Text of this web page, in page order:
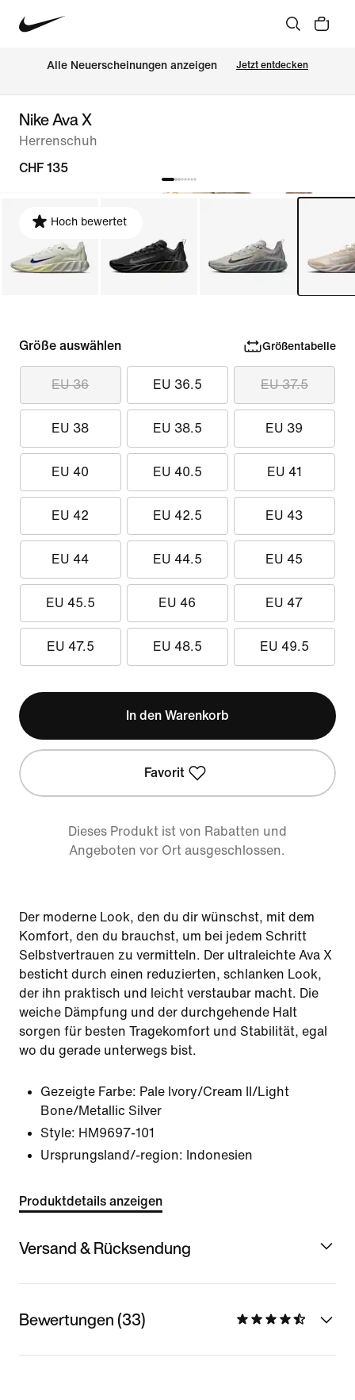
Alle Neuerscheinungen anzeigen Jetzt entdecken
Nike Ava X
Herrenschuh
CHF 135
Hoch bewertet
Größe auswählen Größentabelle
EU 36 EU 36.5 EU 37.5
EU 38 EU 38.5 EU 39
EU 40 EU 40.5 EU 41
EU 42 EU 42.5 EU 43
EU 44 EU 44.5 EU 45
EU 45.5 EU 46 EU 47
EU 47.5 EU 48.5 EU 49.5
In den Warenkorb
Favorit
Dieses Produkt ist von Rabatten und
Angeboten vor Ort ausgeschlossen.
Der moderne Look, den du dir wünschst, mit dem
Komfort, den du brauchst, um bei jedem Schritt
Selbstvertrauen zu vermitteln. Der ultraleichte Ava X
besticht durch einen reduzierten, schlanken Look,
der ihn praktisch und leicht verstaubar macht. Die
weiche Dämpfung und der durchgehende Halt
sorgen für besten Tragekomfort und Stabilität, egal
wo du gerade unterwegs bist.
Gezeigte Farbe: Pale Ivory/Cream II/Light
Bone/Metallic Silver
Style: HM9697-101
Ursprungsland/-region: Indonesien
Produktdetails anzeigen
Versand & Rücksendung
Bewertungen (33)